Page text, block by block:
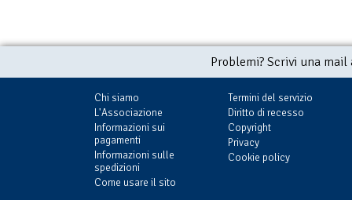
Problemi? Scrivi una
Chi siamo
L'Associazione
Informazioni sui
pagamenti
Informazioni sulle
spedizioni
Come usare il sito
Termini del servizio
Diritto di recesso
Copyright
Privacy
Cookie policy